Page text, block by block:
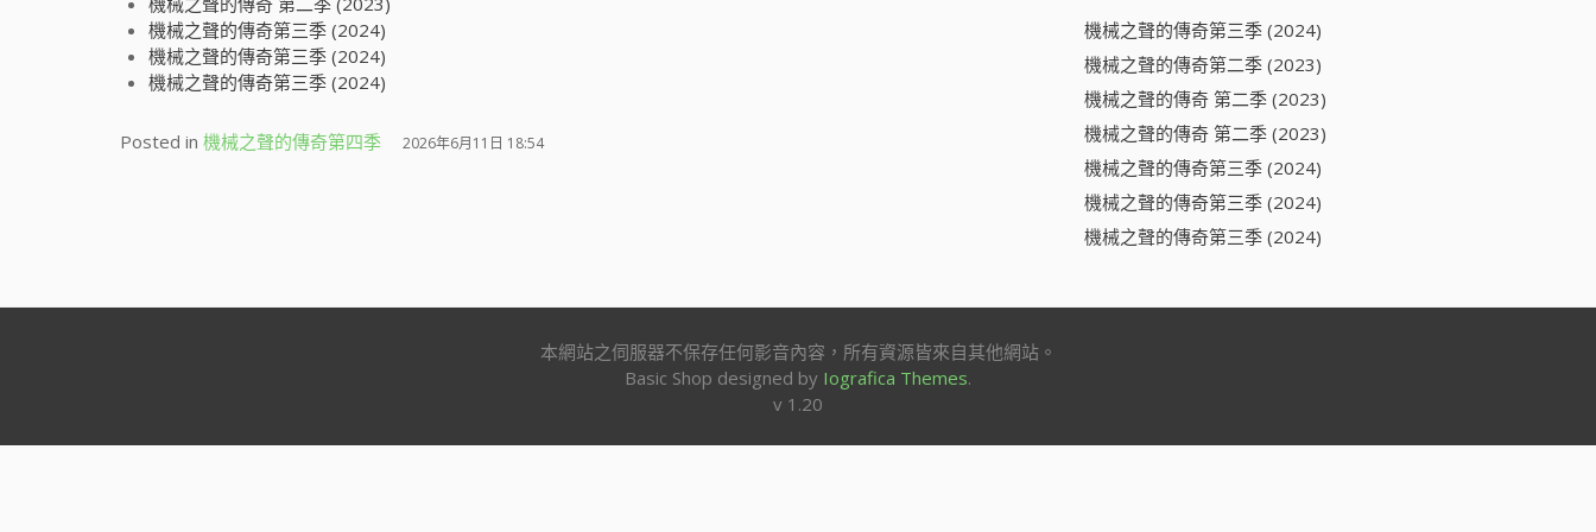
機械之聲的傳奇第三季 (2024)
機械之聲的傳奇第三季 (2024)
機械之聲的傳奇第三季 (2024)
Posted in 機械之聲的傳奇第四季 2026年6月11日 18:54
機械之聲的傳奇第三季 (2024)
機械之聲的傳奇第二季 (2023)
機械之聲的傳奇 第二季 (2023)
機械之聲的傳奇 第二季 (2023)
機械之聲的傳奇第三季 (2024)
機械之聲的傳奇第三季 (2024)
機械之聲的傳奇第三季 (2024)
本網站之伺服器不保存任何影音內容，所有資源皆來自其他網站。
Basic Shop designed by Iografica Themes.
v 1.20